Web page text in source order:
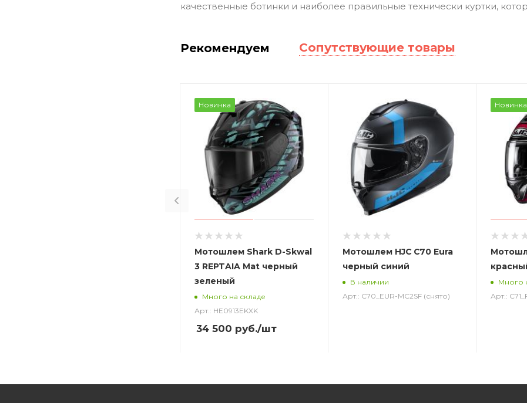
качественные ботинки и наиболее правильные технически куртки,
Рекомендуем Сопутствующие товары
Новинка
Мотошлем Shark D-Skwal
3 REPTAIA Mat черный
зеленый
Много на складе
Арт.: HE0913EKXK
34 500 руб./шт
Мотошлем HJC C70 Eura
черный синий
В наличии
Арт.: C70_EUR-MC2SF (снято)
Новинка
Много
Арт.: